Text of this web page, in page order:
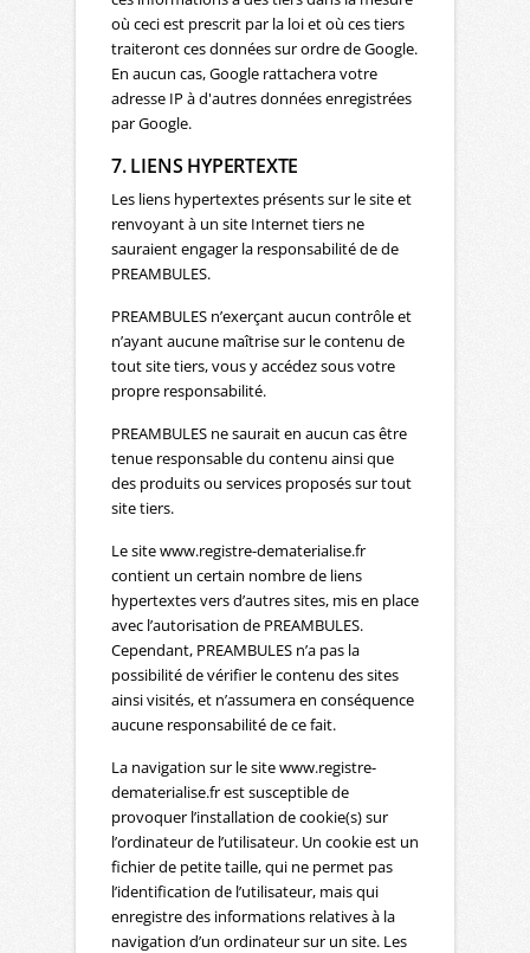
où ceci est prescrit par la loi et où ces tiers
traiteront ces données sur ordre de Google.
En aucun cas, Google rattachera votre
adresse IP à d'autres données enregistrées
par Google.
7. LIENS HYPERTEXTE
Les liens hypertextes présents sur le site et
renvoyant à un site Internet tiers ne
sauraient engager la responsabilité de de
PREAMBULES.
PREAMBULES n’exerçant aucun contrôle et
n’ayant aucune maîtrise sur le contenu de
tout site tiers, vous y accédez sous votre
propre responsabilité.
PREAMBULES ne saurait en aucun cas être
tenue responsable du contenu ainsi que
des produits ou services proposés sur tout
site tiers.
Le site www.registre-dematerialise.fr
contient un certain nombre de liens
hypertextes vers d’autres sites, mis en place
avec l’autorisation de PREAMBULES.
Cependant, PREAMBULES n’a pas la
possibilité de vérifier le contenu des sites
ainsi visités, et n’assumera en conséquence
aucune responsabilité de ce fait.
La navigation sur le site www.registre-
dematerialise.fr est susceptible de
provoquer l’installation de cookie(s) sur
l’ordinateur de l’utilisateur. Un cookie est un
fichier de petite taille, qui ne permet pas
l’identification de l’utilisateur, mais qui
enregistre des informations relatives à la
navigation d’un ordinateur sur un site. Les